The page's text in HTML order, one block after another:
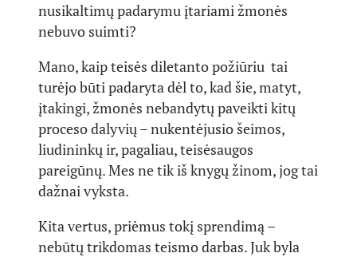
nusikaltimų padarymu įtariami žmonės
nebuvo suimti?
Mano, kaip teisės diletanto požiūriu tai
turėjo būti padaryta dėl to, kad šie, matyt,
įtakingi, žmonės nebandytų paveikti kitų
proceso dalyvių – nukentėjusio šeimos,
liudininkų ir, pagaliau, teisėsaugos
pareigūnų. Mes ne tik iš knygų žinom, jog tai
dažnai vyksta.
Kita vertus, priėmus tokį sprendimą –
nebūtų trikdomas teismo darbas. Juk byla